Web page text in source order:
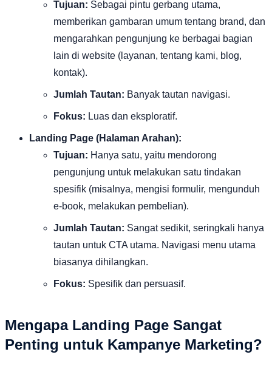
Tujuan: Sebagai pintu gerbang utama,
memberikan gambaran umum tentang brand, dan
mengarahkan pengunjung ke berbagai bagian
lain di website (layanan, tentang kami, blog,
kontak).
Jumlah Tautan: Banyak tautan navigasi.
Fokus: Luas dan eksploratif.
Landing Page (Halaman Arahan):
Tujuan: Hanya satu, yaitu mendorong
pengunjung untuk melakukan satu tindakan
spesifik (misalnya, mengisi formulir, mengunduh
e-book, melakukan pembelian).
Jumlah Tautan: Sangat sedikit, seringkali hanya
tautan untuk CTA utama. Navigasi menu utama
biasanya dihilangkan.
Fokus: Spesifik dan persuasif.
Mengapa Landing Page Sangat
Penting untuk Kampanye Marketing?